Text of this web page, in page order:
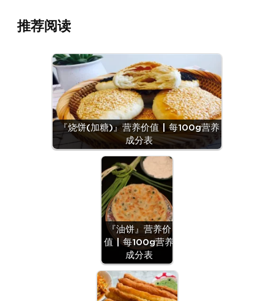
推荐阅读
『烧饼(加糖)』营养价值 | 每100g营养
成分表
『油饼』营养价
值 | 每100g营养
成分表